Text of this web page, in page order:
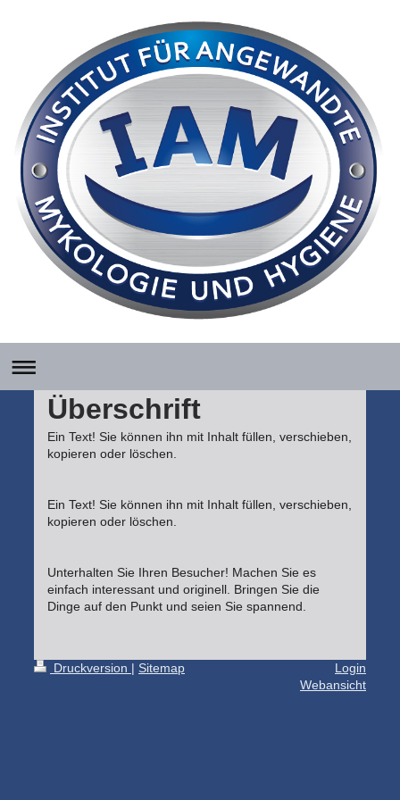
Überschrift
Ein Text! Sie können ihn mit Inhalt füllen, verschieben,
kopieren oder löschen.
Ein Text! Sie können ihn mit Inhalt füllen, verschieben,
kopieren oder löschen.
Unterhalten Sie Ihren Besucher! Machen Sie es
einfach interessant und originell. Bringen Sie die
Dinge auf den Punkt und seien Sie spannend.
Druckversion | Sitemap
Login
Webansicht